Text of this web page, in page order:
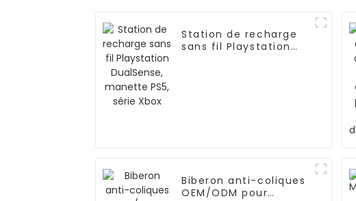
Station de recharge
sans fil Playstation
Biberon anti-coliques
OEM/ODM pour